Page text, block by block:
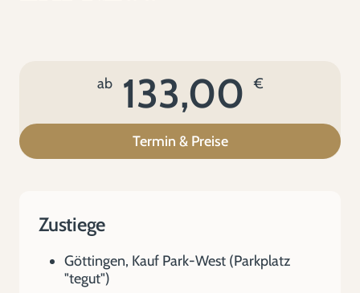
ab 133,00 €
Termin & Preise
Zustiege
Göttingen, Kauf Park-West (Parkplatz
"tegut")